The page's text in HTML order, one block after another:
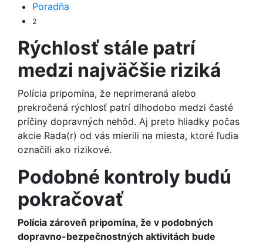
Poradňa
2
Rýchlosť stále patrí
medzi najväčšie riziká
Polícia pripomína, že neprimeraná alebo
prekročená rýchlosť patrí dlhodobo medzi časté
príčiny dopravných nehôd. Aj preto hliadky počas
akcie Rada(r) od vás mierili na miesta, ktoré ľudia
označili ako rizikové.
Podobné kontroly budú
pokračovať
Polícia zároveň pripomína, že v podobných
dopravno-bezpečnostných aktivitách bude